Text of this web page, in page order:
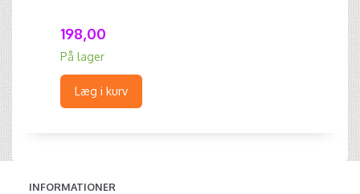
198,00
På lager
Læg i kurv
INFORMATIONER